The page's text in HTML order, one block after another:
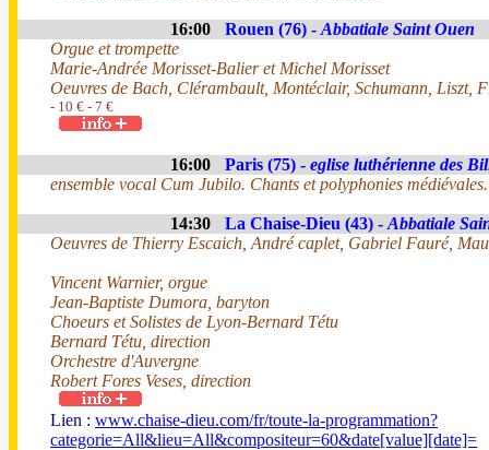
16:00 Rouen (76) - Abbatiale Saint Ouen
Orgue et trompette
Marie-Andrée Morisset-Balier et Michel Morisset
Oeuvres de Bach, Clérambault, Montéclair, Schumann, Liszt,
- 10 € - 7 €
16:00 Paris (75) - eglise luthérienne des
ensemble vocal Cum Jubilo. Chants et polyphonies médiévales.
14:30 La Chaise-Dieu (43) - Abbatiale
Oeuvres de Thierry Escaich, André caplet, Gabriel Fauré,
Vincent Warnier, orgue
Jean-Baptiste Dumora, baryton
Choeurs et Solistes de Lyon-Bernard Tétu
Bernard Tétu, direction
Orchestre d'Auvergne
Robert Fores Veses, direction
Lien : www.chaise-dieu.com/fr/toute-la-programmation?
categorie=All&lieu=All&compositeur=60&date[value][date]=